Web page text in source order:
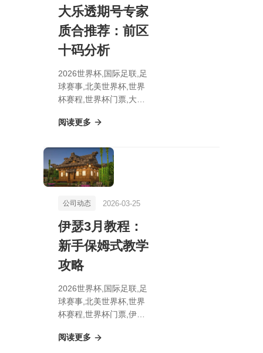
大乐透期号专家
质合推荐：前区
十码分析
2026世界杯,国际足联,足
球赛事,北美世界杯,世界
杯赛程,世界杯门票,大乐
区十码分析
阅读更多
公司动态 2026-03-25
伊瑟3月教程：
新手保姆式教学
攻略
2026世界杯,国际足联,足
球赛事,北美世界杯,世界
杯赛程,世界杯门票,伊瑟
学攻略
阅读更多